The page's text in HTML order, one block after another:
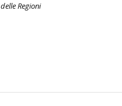
delle Regioni